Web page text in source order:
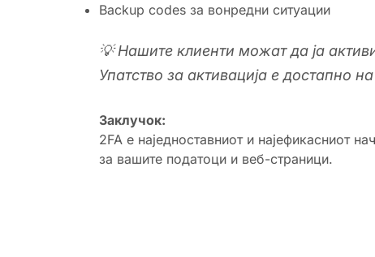
Backup codes за вонредни ситуации
💡 Нашите клиенти можат да ја
Упатство за активација е достапно
Заклучок:
2FA е наједноставниот и најефикасниот
за вашите податоци и веб-страници.